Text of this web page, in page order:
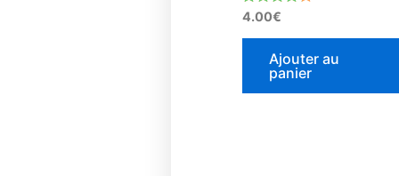
Note
4.00
sur 5
4.00€
Ajouter au
panier